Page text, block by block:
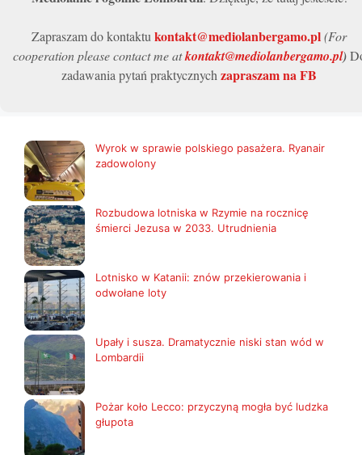
Zapraszam do kontaktu kontakt@mediolanbergamo.pl(For
cooperation please contact me atkontakt@mediolanbergamo.pl)
zadawania pytań praktycznych zapraszam na FB
Wyrok w sprawie polskiego pasażera. Ryanair
zadowolony
Rozbudowa lotniska w Rzymie na rocznicę
śmierci Jezusa w 2033. Utrudnienia
Lotnisko w Katanii: znów przekierowania i
odwołane loty
Upały i susza. Dramatycznie niski stan wód w
Lombardii
Pożar koło Lecco: przyczyną mogła być ludzka
głupota